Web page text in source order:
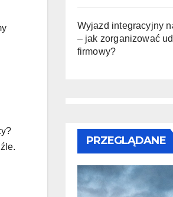
Wyjazd integracyjny
– jak zorganizować
firmowy?
PRZEGLĄDANE